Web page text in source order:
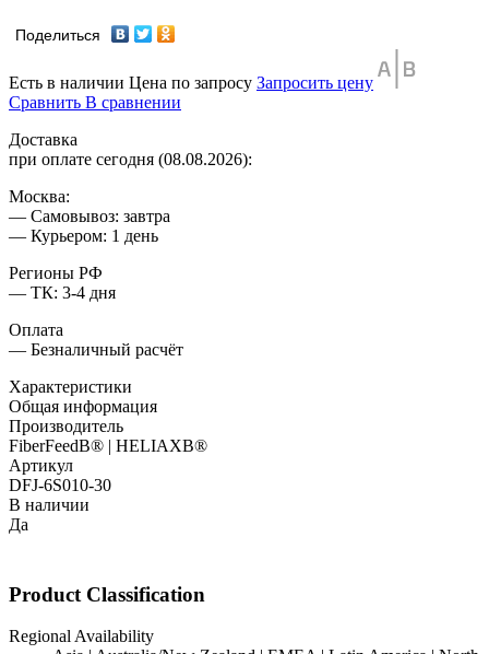
Поделиться
Есть в наличии Цена по запросу Запросить цену
Сравнить В сравнении
Доставка
при оплате сегодня (08.08.2026):
Москва:
— Самовывоз: завтра
— Курьером: 1 день
Регионы РФ
— ТК: 3-4 дня
Оплата
— Безналичный расчёт
Характеристики
Общая информация
Производитель
FiberFeedВ® | HELIAXВ®
Артикул
DFJ-6S010-30
В наличии
Да
Product Classification
Regional Availability